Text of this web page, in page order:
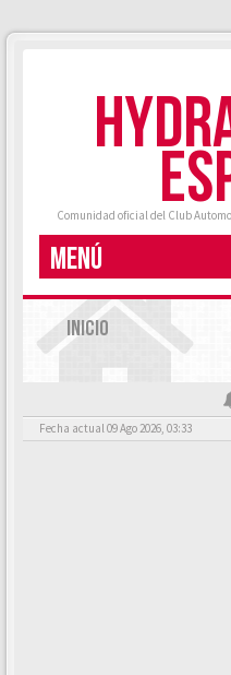
Comunidad oficial del Club
MENÚ
INICIO
Fecha actual 09 Ago 2026, 03:33